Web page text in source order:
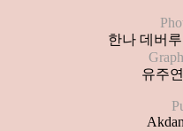
한나 데버루
유주